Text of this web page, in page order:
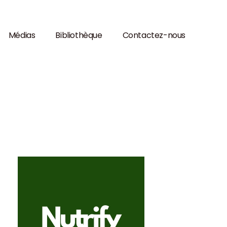
Médias Bibliothèque Contactez-nous